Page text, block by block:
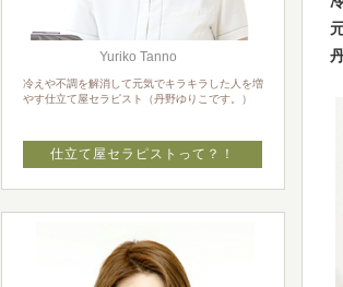
Yuriko Tanno
冷えや不調を解消して元気でキラキラした人を増
やす仕立て屋セラピスト（丹野ゆりこです。）
仕立て屋セラピストって？！